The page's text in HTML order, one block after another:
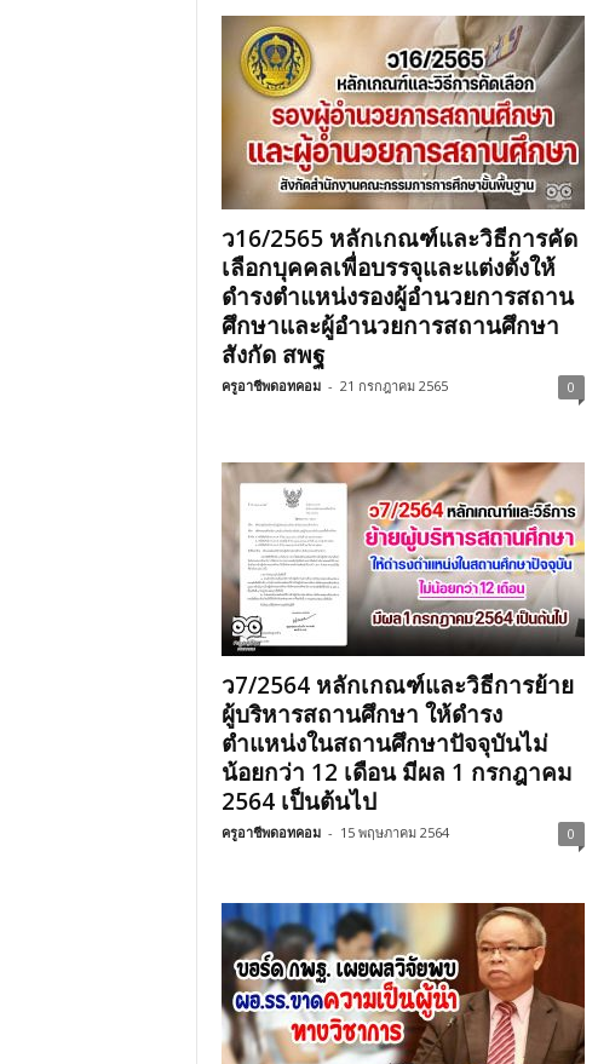
ว16/2565 หลักเกณฑ์และวิธีการคัด
เลือกบุคคลเพื่อบรรจุและแต่งตั้งให้
ดำรงตำแหน่งรองผู้อำนวยการสถาน
ศึกษาและผู้อำนวยการสถานศึกษา
สังกัด สพฐ
ครูอาชีพดอทคอม - 21 กรกฎาคม 2565 0
ว7/2564 หลักเกณฑ์และวิธีการย้าย
ผู้บริหารสถานศึกษา ให้ดำรง
ตำแหน่งในสถานศึกษาปัจจุบันไม่
น้อยกว่า 12 เดือน มีผล 1 กรกฎาคม
2564 เป็นต้นไป
ครูอาชีพดอทคอม - 15 พฤษภาคม 2564 0